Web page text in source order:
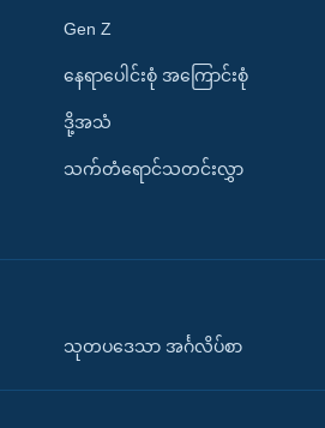
Gen Z
နေရာပေါင်းစုံ အကြောင်းစုံ
ဒို့အသံ
သက်တံရောင်သတင်းလွှာ
သုတပဒေသာ အင်္ဂလိပ်စာ